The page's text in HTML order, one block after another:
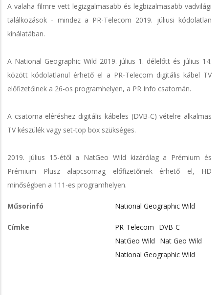
A valaha filmre vett legizgalmasabb és legbizalmasabb vadvilági
találkozások - mindez a PR-Telecom 2019. júliusi kódolatlan
kínálatában.
A National Geographic Wild 2019. július 1. délelőtt és július 14.
között kódolatlanul érhető el a PR-Telecom digitális kábel TV
előfizetőinek a 26-os programhelyen, a PR Info csatornán.
A csatorna eléréshez digitális kábeles (DVB-C) vételre alkalmas
TV készülék vagy set-top box szükséges.
2019. július 15-étől a NatGeo Wild kizárólag a Prémium és
Prémium Plusz alapcsomag előfizetőinek érhető el, HD
minőségben a 111-es programhelyen.
Műsorinfó National Geographic Wild
Címke PR-Telecom
DVB-C
NatGeo Wild
Nat Geo Wild
National Geographic Wild